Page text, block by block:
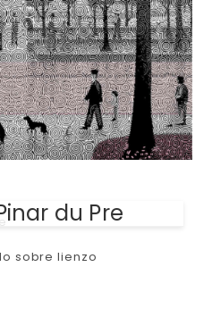
du Pre
sobre lienzo